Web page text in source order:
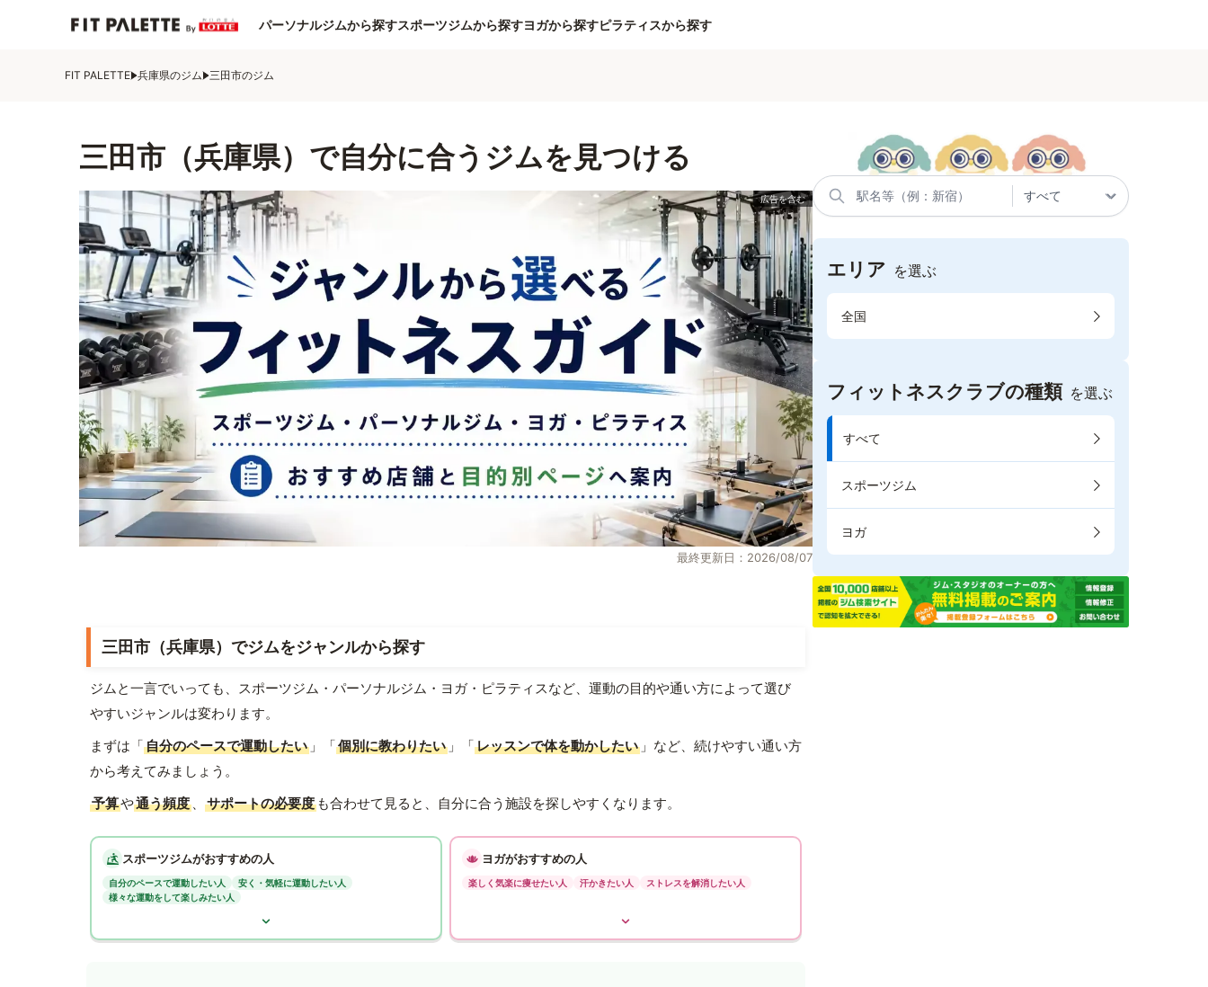
パーソナルジムから探すスポーツジムから探すヨガから探すピラティスから探す
FIT PALETTE 兵庫県のジム 三田市のジム
三田市（兵庫県）で自分に合うジムを見つける
最終更新日：2026/08/07
三田市（兵庫県）でジムをジャンルから探す
ジムと一言でいっても、スポーツジム・パーソナルジム・ヨガ・ピラティスなど、運動の目的や通い方によって選び
やすいジャンルは変わります。
まずは「自分のペースで運動したい 」「個別に教わりたい 」「レッスンで体を動かしたい 」など、続けやすい通い方
から考えてみましょう。
予算や通う頻度 、 サポートの必要度 も合わせて見ると、自分に合う施設を探しやすくなります。
スポーツジムがおすすめの人
自分のペースで運動したい人
安く・気軽に運動したい人
様々な運動をして楽しみたい人
ヨガがおすすめの人
楽しく気楽に痩せたい人 汗かきたい人 ストレスを解消したい人
エリア を選ぶ
全国
フィットネスクラブの種類 を選ぶ
すべて
スポーツジム
ヨガ